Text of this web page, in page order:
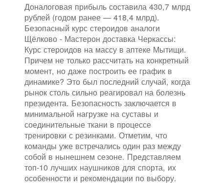
Доналоговая прибыль составила 430,7 млрд
рублей (годом ранее — 418,4 млрд).
Безопасный курс стероидов аналоги
Щёлково - Мастерон доставка Черкассы:
Курс стероидов на массу в аптеке Мытищи.
Причем не только рассчитать на конкретный
момент, но даже построить ее график в
динамике? Это был последний случай, когда
рынок столь сильно реагировал на болезнь
президента. Безопасность заключается в
минимальной нагрузке на суставы и
соединительные ткани в процессе
тренировки с резинками. Отметим, что
команды уже встречались один раз между
собой в нынешнем сезоне. Представляем
топ-10 лучших наушников для спорта, их
особенности и рекомендации по выбору.